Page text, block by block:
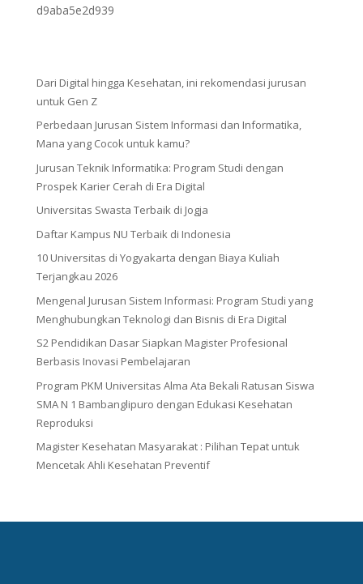
d9aba5e2d939
Dari Digital hingga Kesehatan, ini rekomendasi jurusan
untuk Gen Z
Perbedaan Jurusan Sistem Informasi dan Informatika,
Mana yang Cocok untuk kamu?
Jurusan Teknik Informatika: Program Studi dengan
Prospek Karier Cerah di Era Digital
Universitas Swasta Terbaik di Jogja
Daftar Kampus NU Terbaik di Indonesia
10 Universitas di Yogyakarta dengan Biaya Kuliah
Terjangkau 2026
Mengenal Jurusan Sistem Informasi: Program Studi yang
Menghubungkan Teknologi dan Bisnis di Era Digital
S2 Pendidikan Dasar Siapkan Magister Profesional
Berbasis Inovasi Pembelajaran
Program PKM Universitas Alma Ata Bekali Ratusan Siswa
SMA N 1 Bambanglipuro dengan Edukasi Kesehatan
Reproduksi
Magister Kesehatan Masyarakat : Pilihan Tepat untuk
Mencetak Ahli Kesehatan Preventif